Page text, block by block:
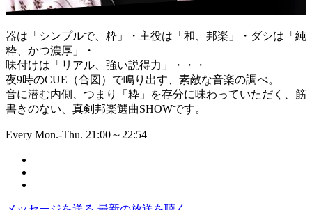
器は「シンプルで、粋」・主役は「和、邦楽」・ダシは「純
粋、かつ濃厚」・
味付けは「リアル、強い説得力」・・・
夜9時のCUE（合図）で鳴り出す、素敵な音楽の調べ。
音に潜む内側、つまり「粋」を存分に味わっていただく、筋
書きのない、真剣邦楽選曲SHOWです。
Every Mon.-Thu. 21:00～22:54